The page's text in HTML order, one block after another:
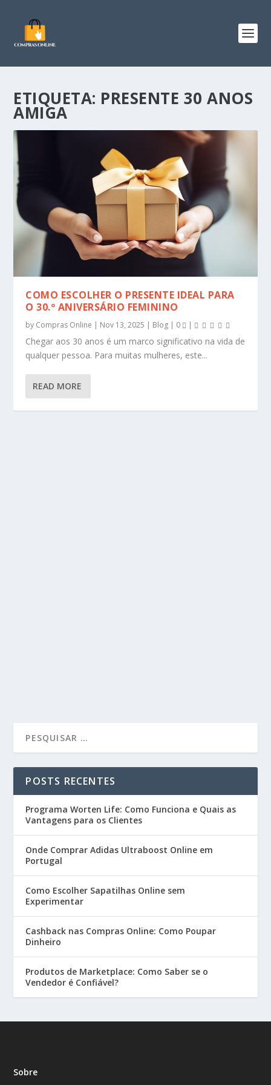
ETIQUETA: PRESENTE 30 ANOS
AMIGA
COMO ESCOLHER O PRESENTE IDEAL PARA
O 30.º ANIVERSÁRIO FEMININO
by Compras Online | Nov 13, 2025 | Blog | 0 |
Chegar aos 30 anos é um marco significativo na vida de
qualquer pessoa. Para muitas mulheres, este...
READ MORE
POSTS RECENTES
Programa Worten Life: Como Funciona e Quais as
Vantagens para os Clientes
Onde Comprar Adidas Ultraboost Online em
Portugal
Como Escolher Sapatilhas Online sem
Experimentar
Cashback nas Compras Online: Como Poupar
Dinheiro
Produtos de Marketplace: Como Saber se o
Vendedor é Confiável?
Sobre